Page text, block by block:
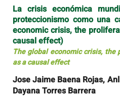
La crisis económica
proteccionismo como una
economic crisis, the
causal effect)
The global economic crisis,
as a causal effect
Jose Jaime Baena Rojas,
Dayana Torres Barrera